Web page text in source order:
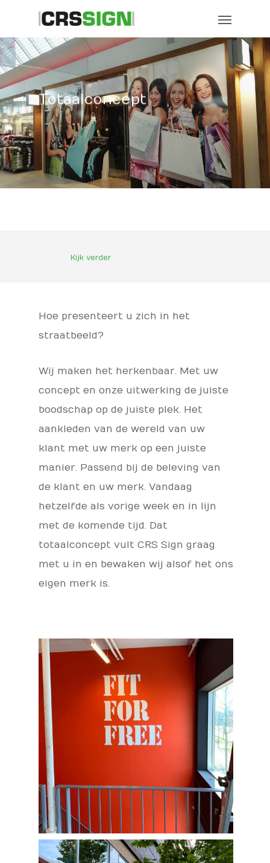
Totaalconcept
Kijk verder
Hoe presenteert u zich in het
straatbeeld?
Wij maken het herkenbaar. Met uw
concept en onze uitwerking de juiste
boodschap op de juiste plek. Het
aankleden van de wereld van uw
klant met uw merk op een juiste
manier. Passend bij de beleving van
de klant en uw merk. Vandaag
hetzelfde als vorige week en in lijn
met de komende tijd. Dat
totaalconcept vult CRS Sign graag
met u in en bewaken wij alsof het ons
eigen merk is.